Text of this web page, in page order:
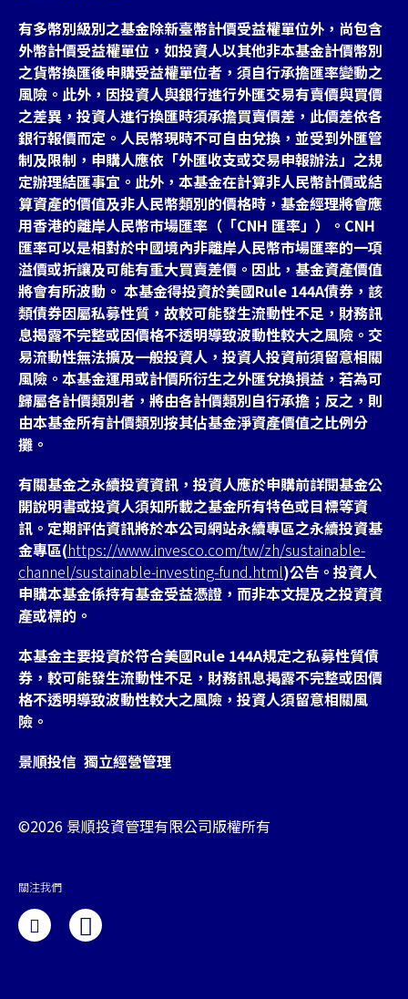
有多幣別級別之基金除新臺幣計價受益權單位外，尚包含
外幣計價受益權單位，如投資人以其他非本基金計價幣別
之貨幣換匯後申購受益權單位者，須自行承擔匯率變動之
風險。此外，因投資人與銀行進行外匯交易有賣價與買價
之差異，投資人進行換匯時須承擔買賣價差，此價差依各
銀行報價而定。人民幣現時不可自由兌換，並受到外匯管
制及限制，申購人應依「外匯收支或交易申報辦法」之規
定辦理結匯事宜。此外，本基金在計算非人民幣計價或結
算資產的價值及非人民幣類別的價格時，基金經理將會應
用香港的離岸人民幣市場匯率（「CNH 匯率」）。CNH
匯率可以是相對於中國境內非離岸人民幣市場匯率的一項
溢價或折讓及可能有重大買賣差價。因此，基金資產價值
將會有所波動。 本基金得投資於美國Rule 144A債券，該
類債券因屬私募性質，故較可能發生流動性不足，財務訊
息揭露不完整或因價格不透明導致波動性較大之風險。交
易流動性無法擴及一般投資人，投資人投資前須留意相關
風險。本基金運用或計價所衍生之外匯兌換損益，若為可
歸屬各計價類別者，將由各計價類別自行承擔；反之，則
由本基金所有計價類別按其佔基金淨資產價值之比例分
攤。
有關基金之永續投資資訊，投資人應於申購前詳閱基金公
開說明書或投資人須知所載之基金所有特色或目標等資
訊。定期評估資訊將於本公司網站永續專區之永續投資基
金專區(https://www.invesco.com/tw/zh/sustainable-
channel/sustainable-investing-fund.html)公告。投資人
申購本基金係持有基金受益憑證，而非本文提及之投資資
產或標的。
本基金主要投資於符合美國Rule 144A規定之私募性質債
券，較可能發生流動性不足，財務訊息掲露不完整或因價
格不透明導致波動性較大之風險，投資人須留意相關風
險。
景順投信 獨立經營管理
©2026 景順投資管理有限公司版權所有
關注我們